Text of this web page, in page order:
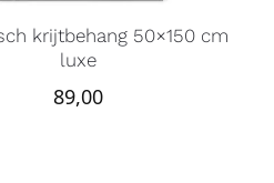
krijtbehang 50×150 cm
luxe
89,00